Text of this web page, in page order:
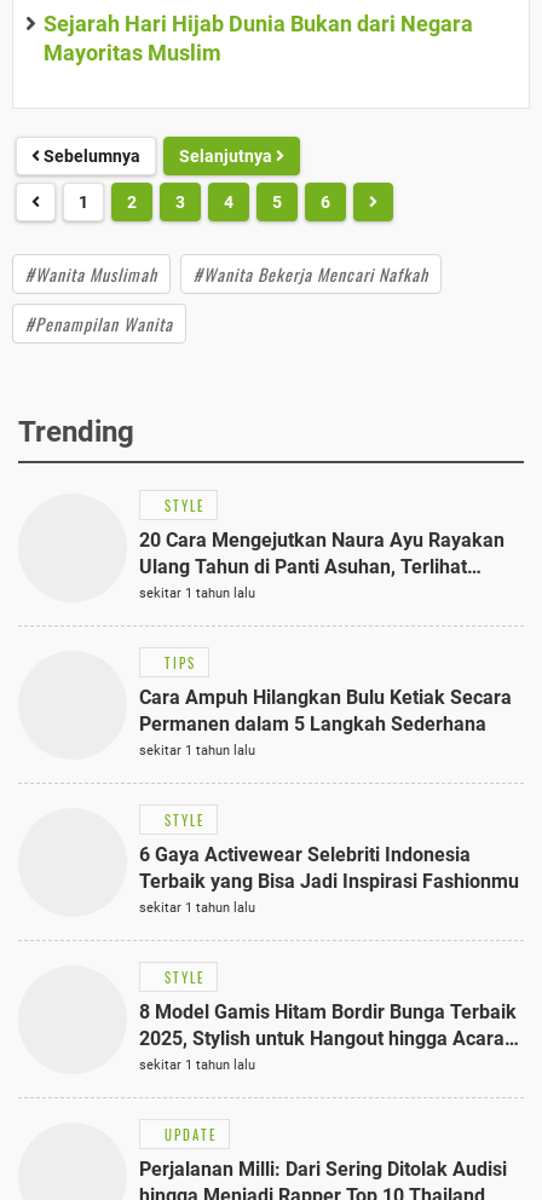
Sejarah Hari Hijab Dunia Bukan dari Negara
Mayoritas Muslim
Sebelumnya Selanjutnya
1 2 3 4 5 6
#Wanita Muslimah
#Wanita Bekerja Mencari Nafkah
#Penampilan Wanita
Trending
STYLE
20 Cara Mengejutkan Naura Ayu Rayakan
Ulang Tahun di Panti Asuhan, Terlihat
Anggun dengan Kaftan Cokelat
sekitar 1 tahun lalu
TIPS
Cara Ampuh Hilangkan Bulu Ketiak Secara
Permanen dalam 5 Langkah Sederhana
sekitar 1 tahun lalu
STYLE
6 Gaya Activewear Selebriti Indonesia
Terbaik yang Bisa Jadi Inspirasi Fashionmu
sekitar 1 tahun lalu
STYLE
8 Model Gamis Hitam Bordir Bunga Terbaik
2025, Stylish untuk Hangout hingga Acara
Semi-Formal
sekitar 1 tahun lalu
UPDATE
Perjalanan Milli: Dari Sering Ditolak Audisi